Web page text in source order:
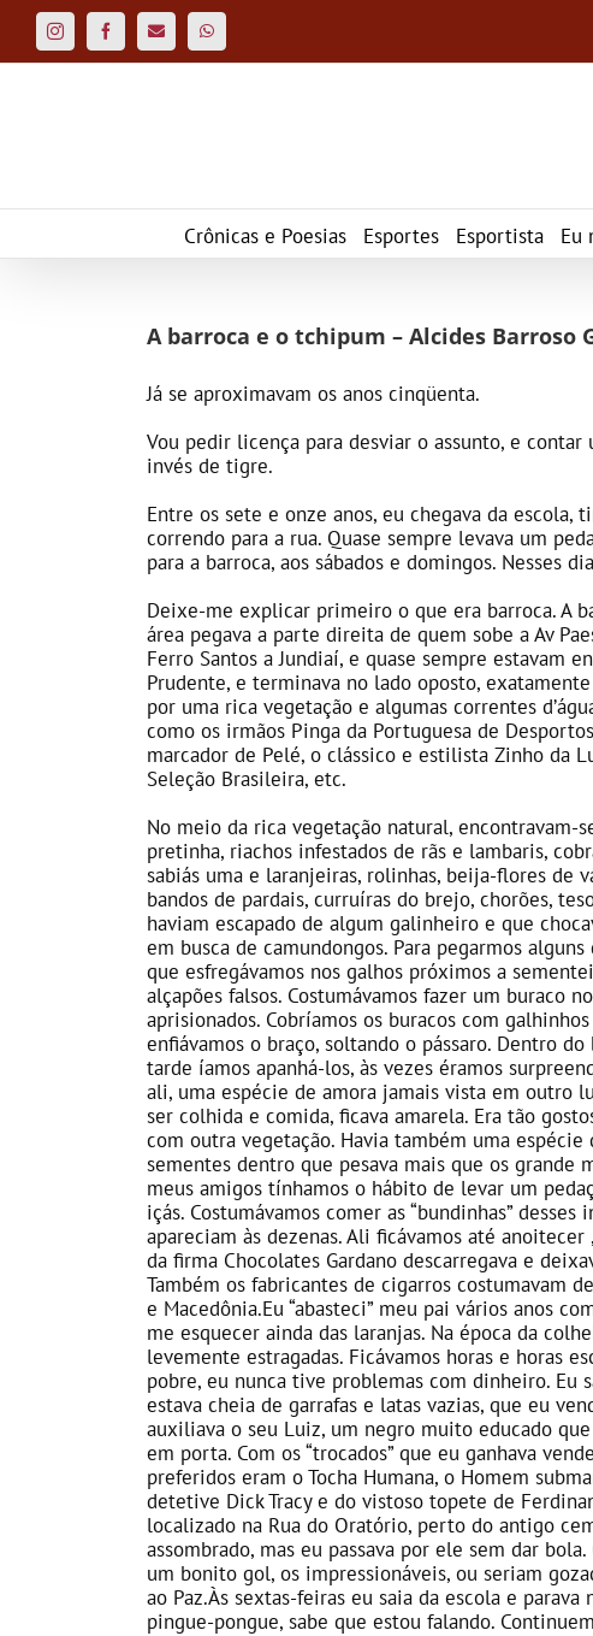
o
InstagramFacebookCustomWhatsApp
Crônicas e Poesias Esportes Esportista Eu
A barroca e o tchipum – Alcides Barroso
Já se aproximavam os anos cinqüenta.
Vou pedir licença para desviar o assunto, e
invés de tigre.
Entre os sete e onze anos, eu chegava da
correndo para a rua. Quase sempre levava um
para a barroca, aos sábados e domingos. Nesses
Deixe-me explicar primeiro o que era barroca. A
área pegava a parte direita de quem sobe a Av
Ferro Santos a Jundiaí, e quase sempre estavam
Prudente, e terminava no lado oposto,
por uma rica vegetação e algumas correntes
como os irmãos Pinga da Portuguesa de
marcador de Pelé, o clássico e estilista Zinho da
Seleção Brasileira, etc.
No meio da rica vegetação natural,
pretinha, riachos infestados de rãs e lambaris,
sabiás uma e laranjeiras, rolinhas, beija-flores de
bandos de pardais, curruíras do brejo, chorões,
haviam escapado de algum galinheiro e que
em busca de camundongos. Para pegarmos
que esfregávamos nos galhos próximos a
alçapões falsos. Costumávamos fazer um buraco
aprisionados. Cobríamos os buracos com
enfiávamos o braço, soltando o pássaro. Dentro
tarde íamos apanhá-los, às vezes éramos
ali, uma espécie de amora jamais vista em outro
ser colhida e comida, ficava amarela. Era tão
com outra vegetação. Havia também uma
sementes dentro que pesava mais que os grande
meus amigos tínhamos o hábito de levar um
içás. Costumávamos comer as “bundinhas”
apareciam às dezenas. Ali ficávamos até
da firma Chocolates Gardano descarregava e
Também os fabricantes de cigarros costumavam
e Macedônia.Eu “abasteci” meu pai vários anos
me esquecer ainda das laranjas. Na época da
levemente estragadas. Ficávamos horas e horas
pobre, eu nunca tive problemas com dinheiro. Eu
estava cheia de garrafas e latas vazias, que eu
auxiliava o seu Luiz, um negro muito educado
em porta. Com os “trocados” que eu ganhava
preferidos eram o Tocha Humana, o Homem
detetive Dick Tracy e do vistoso topete de
localizado na Rua do Oratório, perto do antigo
assombrado, mas eu passava por ele sem dar
um bonito gol, os impressionáveis, ou seriam
ao Paz.Às sextas-feiras eu saia da escola e
pingue-pongue, sabe que estou falando.